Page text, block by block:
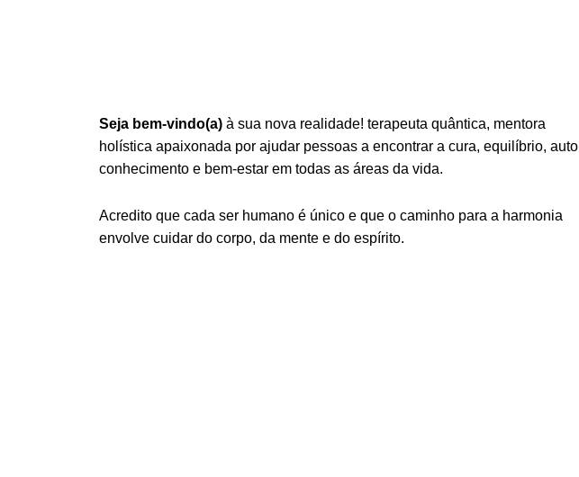
Seja bem-vindo(a) à sua nova realidade! terapeuta quântica, mentora
holística apaixonada por ajudar pessoas a encontrar a cura, equilíbrio, auto
conhecimento e bem-estar em todas as áreas da vida.
Acredito que cada ser humano é único e que o caminho para a harmonia
envolve cuidar do corpo, da mente e do espírito.